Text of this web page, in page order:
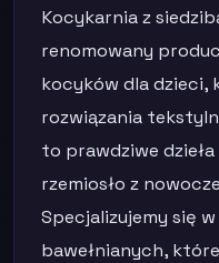
Kocykarnia z
renomowany
kocyków dla dzieci,
rozwiązania
to prawdziwe
rzemiosło z
Specjalizujemy się
bawełnianych,